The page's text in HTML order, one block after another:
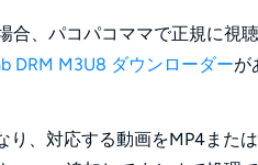
合、パコパコママで正規に視
DRM M3U8 ダウンローダーが
り、対応する動画をMP4また